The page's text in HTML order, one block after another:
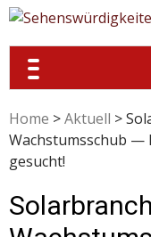
Home >Aktuell >
Wachstumsschub —
gesucht!